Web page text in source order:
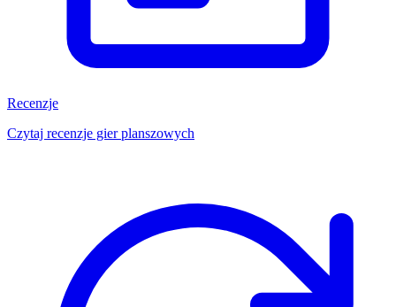
Recenzje
Czytaj recenzje gier planszowych